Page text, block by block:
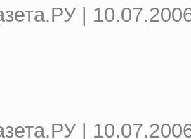
|
|